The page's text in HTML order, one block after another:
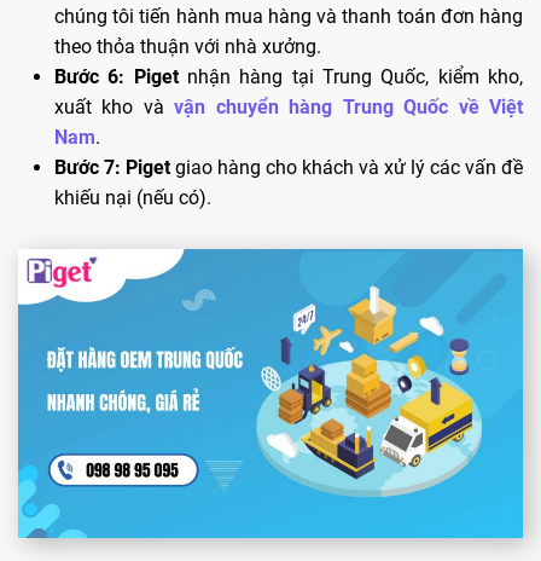
chúng tôi tiến hành mua hàng và thanh toán đơn hàng
theo thỏa thuận với nhà xưởng.
Bước 6:
Pigetnhận hàng tại Trung Quốc, kiểm kho,
xuất kho vàvận chuyển hàng Trung Quốc về Việt
Nam.
Bước 7: Pigetgiao hàng cho khách và xử lý các vấn đề
khiếu nại (nếu có).